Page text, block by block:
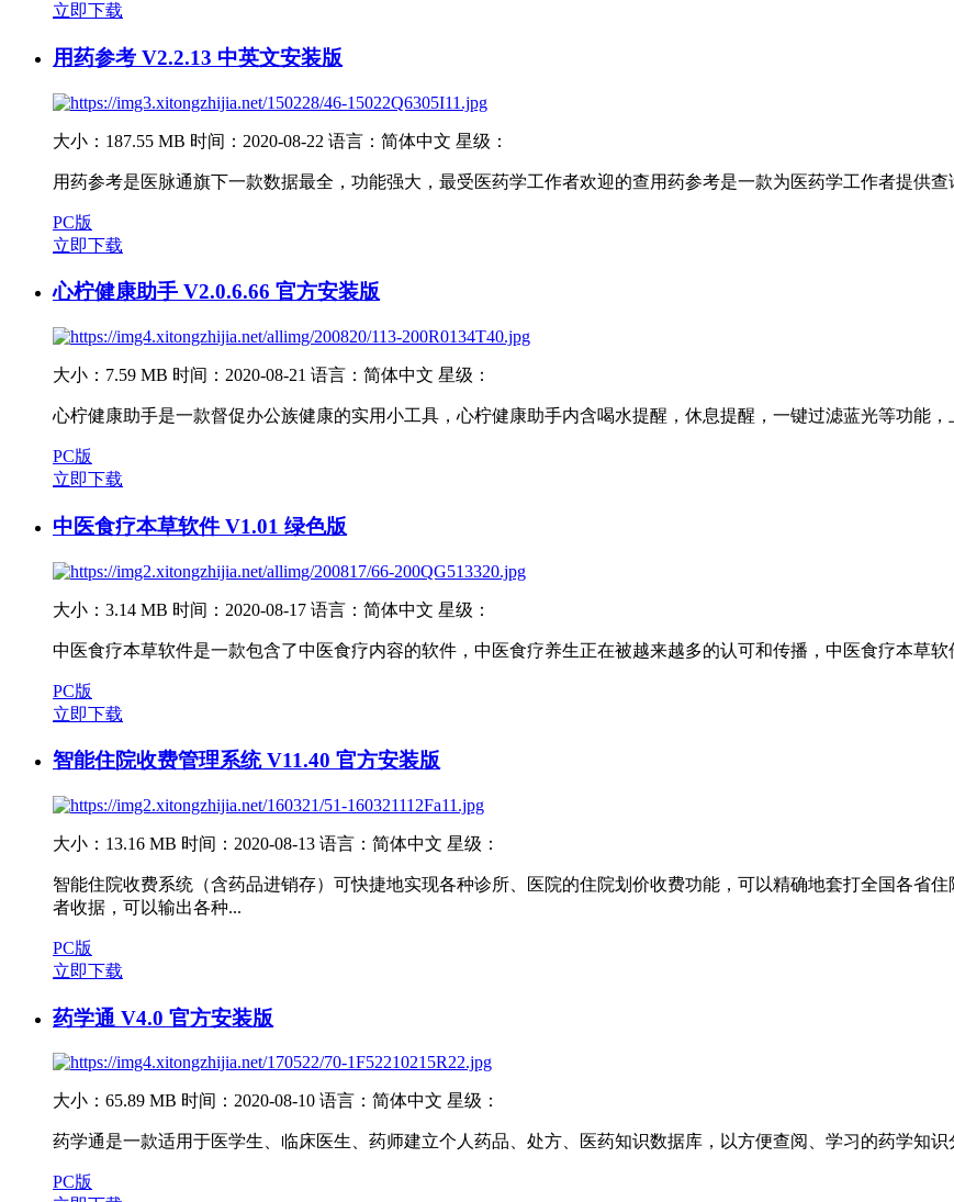
立即下载
用药参考 V2.2.13 中英文安装版
大小：187.55 MB 时间：2020-08-22 语言：简体中文 星级：
用药参考是医脉通旗下一款数据最全，功能强大，最受医药学工作者欢迎的查用药参考是一款为医药学工作者提供
PC版
立即下载
心柠健康助手 V2.0.6.66 官方安装版
大小：7.59 MB 时间：2020-08-21 语言：简体中文 星级：
心柠健康助手是一款督促办公族健康的实用小工具，心柠健康助手内含喝水提醒，休息提醒，一键过滤蓝光等功能，
PC版
立即下载
中医食疗本草软件 V1.01 绿色版
大小：3.14 MB 时间：2020-08-17 语言：简体中文 星级：
中医食疗本草软件是一款包含了中医食疗内容的软件，中医食疗养生正在被越来越多的认可和传播，中医食疗本草软
PC版
立即下载
智能住院收费管理系统 V11.40 官方安装版
大小：13.16 MB 时间：2020-08-13 语言：简体中文 星级：
智能住院收费系统（含药品进销存）可快捷地实现各种诊所、医院的住院划价收费功能，可以精确地套打全国各省
者收据，可以输出各种...
PC版
立即下载
药学通 V4.0 官方安装版
大小：65.89 MB 时间：2020-08-10 语言：简体中文 星级：
药学通是一款适用于医学生、临床医生、药师建立个人药品、处方、医药知识数据库，以方便查阅、学习的药学知
PC版